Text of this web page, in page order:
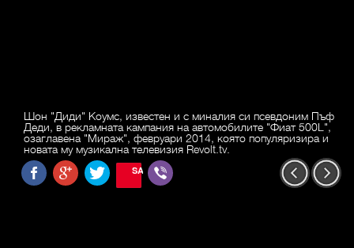
Шон "Диди" Коумс, известен и с миналия си псевдоним Пъф
Деди, в рекламната кампания на автомобилите "Фиат 500L",
озаглавена "Мираж", февруари 2014, която популяризира и
новата му музикална телевизия Revolt.tv.
SAVE